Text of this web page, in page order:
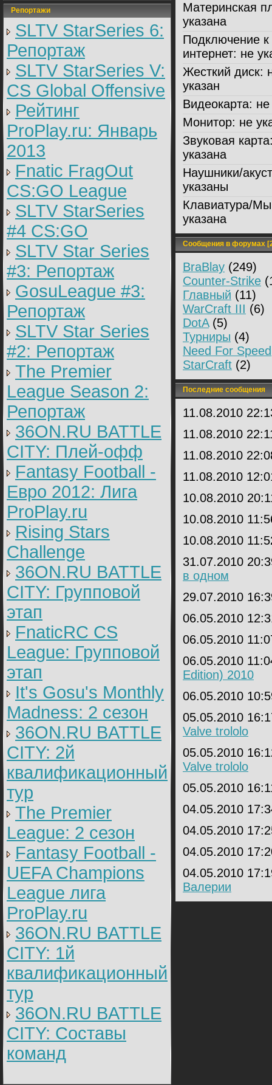
Репортажи
SLTV StarSeries 6:
Репортаж
SLTV StarSeries V:
CS Global Offensive
Рейтинг
ProPlay.ru: Январь
2013
Fnatic FragOut
CS:GO League
SLTV StarSeries
#4 CS:GO
SLTV Star Series
#3: Репортаж
GosuLeague #3:
Репортаж
SLTV Star Series
#2: Репортаж
The Premier
League Season 2:
Репортаж
36ON.RU BATTLE
CITY: Плей-офф
Fantasy Football -
Евро 2012: Лига
ProPlay.ru
Rising Stars
Challenge
36ON.RU BATTLE
CITY: Групповой
этап
FnaticRC CS
League: Групповой
этап
It's Gosu's Monthly
Madness: 2 сезон
36ON.RU BATTLE
CITY: 2й
квалификационный
тур
The Premier
League: 2 cезон
Fantasy Football -
UEFA Champions
League лига
ProPlay.ru
36ON.RU BATTLE
CITY: 1й
квалификационный
тур
36ON.RU BATTLE
CITY: Составы
команд
Материнская
указана
Подключение к
интернет: не
Жесткий диск:
указан
Видеокарта: не
Монитор: не
Звуковая
указана
Наушники/
указаны
Клавиатура/
указана
Сообщения в форумах
BraBlay (249)
Counter-Strike
Главный (11)
WarCraft III (6)
DotA(5)
Турниры (4)
Need For Speed
StarCraft (2)
Последние сообщения
11.08.2010
11.08.2010
11.08.2010
11.08.2010
10.08.2010
10.08.2010
10.08.2010
31.07.2010
в одном
29.07.2010
06.05.2010
06.05.2010
06.05.2010
Edition) 2010
06.05.2010
05.05.2010
Valve trololo
05.05.2010
Valve trololo
05.05.2010
04.05.2010
04.05.2010
04.05.2010
04.05.2010
Валерии